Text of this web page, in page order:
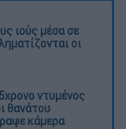
ιούς μέσα σε
οι
ντυμένος
θανάτου
κάμερα